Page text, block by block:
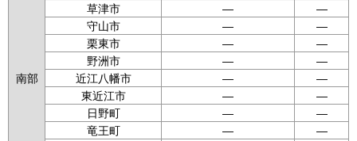
南部
草津市
—
—
守山市
—
—
栗東市
—
—
野洲市
—
—
近江八幡市
—
—
東近江市
—
—
日野町
—
—
竜王町
—
—